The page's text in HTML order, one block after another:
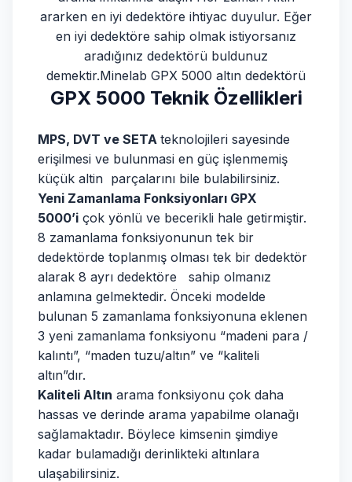
ararken en iyi dedektöre ihtiyac duyulur. Eğer
en iyi dedektöre sahip olmak istiyorsanız
aradığınız dedektörü buldunuz
demektir.Minelab GPX 5000 altın dedektörü
GPX 5000 Teknik Özellikleri
MPS, DVT ve SETA teknolojileri sayesinde
erişilmesi ve bulunmasi en güç işlenmemiş
küçük altin parçalarını bile bulabilirsiniz.
Yeni Zamanlama Fonksiyonları GPX
5000’i çok yönlü ve becerikli hale getirmiştir.
8 zamanlama fonksiyonunun tek bir
dedektörde toplanmış olması tek bir dedektör
alarak 8 ayrı dedektöre sahip olmanız
anlamına gelmektedir. Önceki modelde
bulunan 5 zamanlama fonksiyonuna eklenen
3 yeni zamanlama fonksiyonu “madeni para /
kalıntı”, “maden tuzu/altın” ve “kaliteli
altın”dır.
Kaliteli Altın arama fonksiyonu çok daha
hassas ve derinde arama yapabilme olanağı
sağlamaktadır. Böylece kimsenin şimdiye
kadar bulamadığı derinlikteki altınlara
ulaşabilirsiniz.